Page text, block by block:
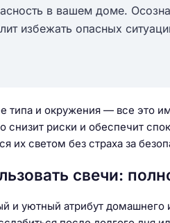
в вашем доме.
избежать опасных
типа и окружения — все это
снизит риски и обеспечит
их светом без страха за
свечи:
и уютный атрибут домашнего